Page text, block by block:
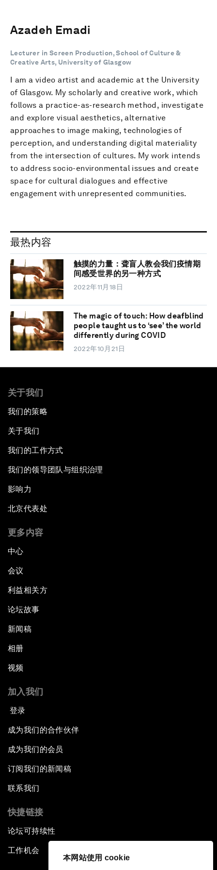
本网站使用 cookie
Azadeh Emadi
Lecturer in Screen Production, School of Culture &
Creative Arts, University of Glasgow
I am a video artist and academic at the University
of Glasgow. My scholarly and creative work, which
follows a practice-as-research method, investigate
and explore visual aesthetics, alternative
approaches to image making, technologies of
perception, and understanding digital materiality
from the intersection of cultures. My work intends
to address socio-environmental issues and create
space for cultural dialogues and effective
engagement with unrepresented communities.
最热内容
触摸的力量：聋盲人教会我们疫情期
间感受世界的另一种方式
2022年11月18日
The magic of touch: How deafblind
people taught us to ‘see’ the world
differently during COVID
2022年10月21日
关于我们
我们的策略
关于我们
我们的工作方式
我们的领导团队与组织治理
影响力
北京代表处
更多内容
中心
会议
利益相关方
论坛故事
新闻稿
相册
视频
加入我们
登录
成为我们的合作伙伴
成为我们的会员
订阅我们的新闻稿
联系我们
快捷链接
论坛可持续性
工作机会